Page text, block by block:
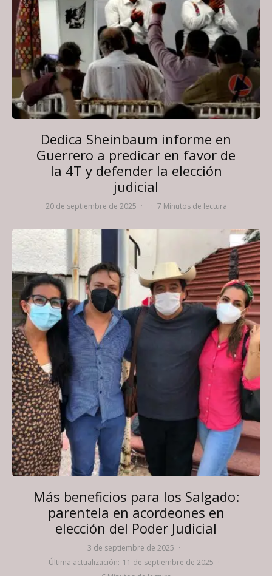
Dedica Sheinbaum informe en
Guerrero a predicar en favor de
la 4T y defender la elección
judicial
20 de septiembre de 2025 · · 7 Minutos de lectura
Más beneficios para los Salgado:
parentela en acordeones en
elección del Poder Judicial
3 de septiembre de 2025 ·
Última actualización: 11 de septiembre de 2025 ·